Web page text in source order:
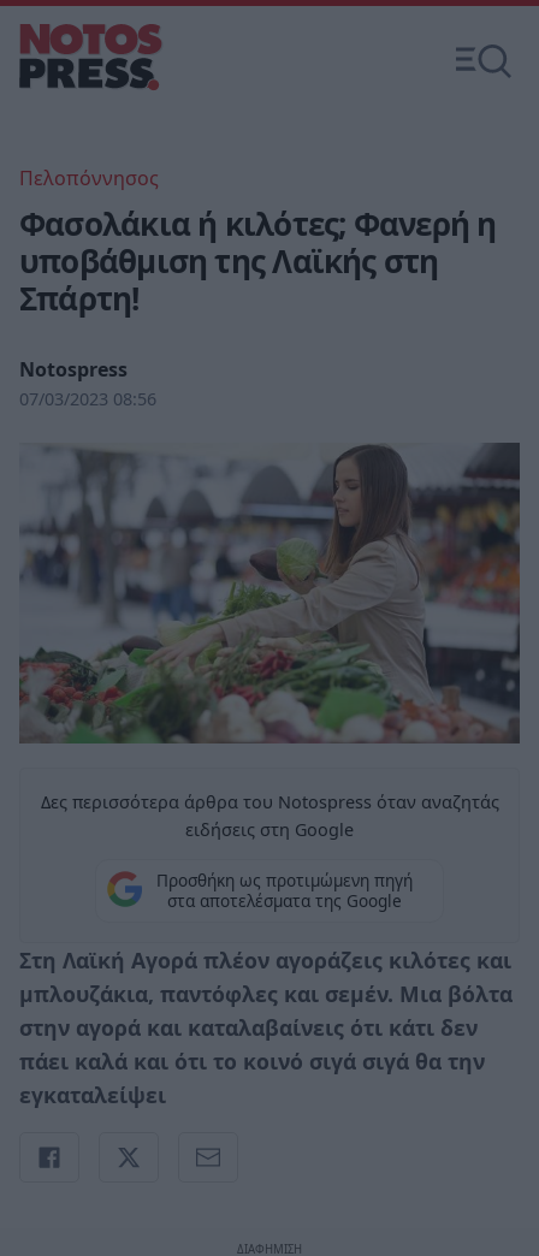
Πελοπόννησος
Φασολάκια ή κιλότες; Φανερή η
υποβάθμιση της Λαϊκής στη
Σπάρτη!
Notospress
07/03/2023 08:56
Δες περισσότερα άρθρα του Notospress όταν αναζητάς
ειδήσεις στη Google
Προσθήκη ως προτιμώμενη πηγή
στα αποτελέσματα της Google
Στη Λαϊκή Αγορά πλέον αγοράζεις κιλότες και
μπλουζάκια, παντόφλες και σεμέν. Μια βόλτα
στην αγορά και καταλαβαίνεις ότι κάτι δεν
πάει καλά και ότι το κοινό σιγά σιγά θα την
εγκαταλείψει